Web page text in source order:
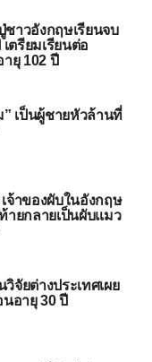
ชาวอังกฤษเรียนจบ
ตรียมเรียนต่อ
ยุ 102 ปี
” เป็นผู้ชายหัวล้านที่
จ้าของผับในอังกฤษ
ายกลายเป็นผับแมว
จัยต่างประเทศเผย
อายุ 30 ปี